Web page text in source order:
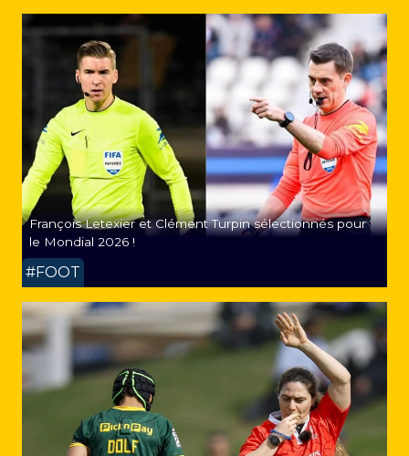
François Letexier et Clément Turpin sélectionnés pour
le Mondial 2026 !
#FOOT